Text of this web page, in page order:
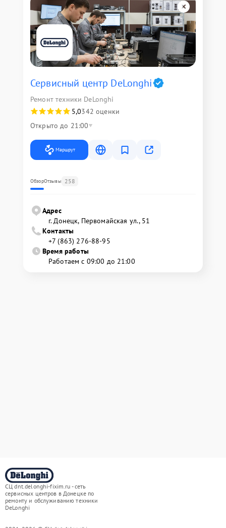
Сервисный центр DeLonghi
Ремонт техники DeLonghi
5,0342 оценки
Открыто до 21:00
Маршрут
ОбзорОтзывы 258
Адрес
г. Донецк, Первомайская ул., 51
Контакты
+7 (863) 276-88-95
Время работы
Работаем с 09:00 до 21:00
СЦ dnt.delonghi-fixim.ru - сеть
сервисных центров в Донецке по
ремонту и обслуживанию техники
DeLonghi